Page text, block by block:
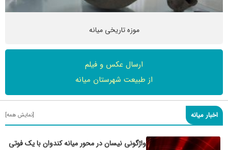
موزه تاریخی میانه
ارسال عکس و فیلم
از طبیعت شهرستان میانه
اخبار میانه [نمایش همه]
واژگونی نیسان در محور میانه کندوان با یک فوتی